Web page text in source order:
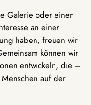
Galerie oder einen
an einer
haben, freuen wir
können wir
entwickeln, die –
auf der